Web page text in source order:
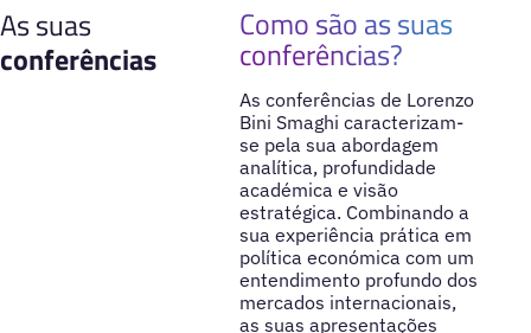
As suas
conferências
Como são as suas
conferências?
As conferências de Lorenzo
Bini Smaghi caracterizam-
se pela sua abordagem
analítica, profundidade
académica e visão
estratégica. Combinando a
sua experiência prática em
política económica com um
entendimento profundo dos
mercados internacionais,
as suas apresentações